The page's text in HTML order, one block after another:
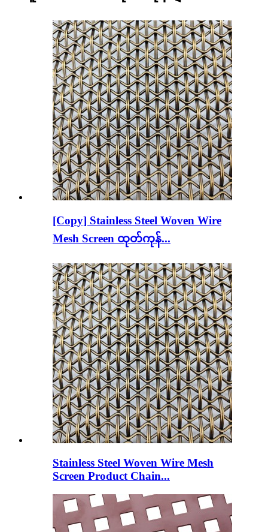
[Copy] Stainless Steel Woven Wire
Mesh Screen ထုတ်ကုန်...
Stainless Steel Woven Wire Mesh
Screen Product Chain...